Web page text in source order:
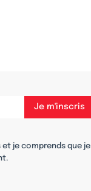
je comprends que je